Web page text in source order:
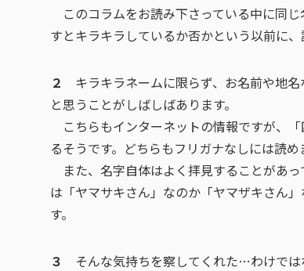
このコラムをお読み下さっている中に同
すとキラキラしているか否かという以前に
２
キラキラネームに限らず、お名前や地
と思うことがしばしばあります。
こちらもインターネットの情報ですが、
るそうです。どちらもフリガナなしには読め
また、名字自体はよく拝見することがあ
は「ヤマサキさん」なのか「ヤマザキさん
す。
３
そんな気持ちを察してくれた…わけでは